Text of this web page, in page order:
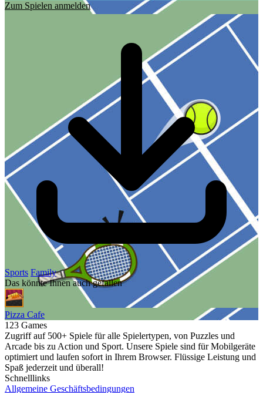
Zum Spielen anmelden
Sports Family
Das könnte Ihnen auch gefallen
Pizza Cafe
123 Games
Zugriff auf 500+ Spiele für alle Spielertypen, von Puzzles und
Arcade bis zu Action und Sport. Unsere Spiele sind für Mobilgeräte
optimiert und laufen sofort in Ihrem Browser. Flüssige Leistung und
Spaß jederzeit und überall!
Schnelllinks
Allgemeine Geschäftsbedingungen